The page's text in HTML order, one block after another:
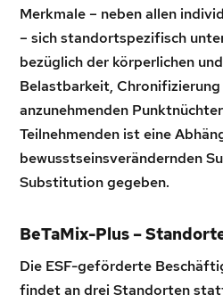
Merkmale – neben allen
– sich standortspezifisch
bezüglich der körperlichen
Belastbarkeit,
anzunehmenden
Teilnehmenden ist eine
bewusstseinsverändernden
Substitution gegeben.
BeTaMix-Plus –
Die ESF-geförderte
findet an drei Standorten